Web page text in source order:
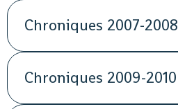
Chroniques 2007-2008
Chroniques 2009-2010